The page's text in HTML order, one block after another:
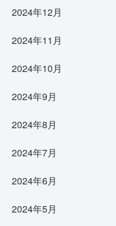
2024年12月
2024年11月
2024年10月
2024年9月
2024年8月
2024年7月
2024年6月
2024年5月